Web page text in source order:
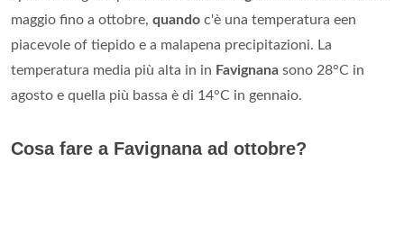
maggio fino a ottobre, quando c'è una temperatura een
piacevole of tiepido e a malapena precipitazioni. La
temperatura media più alta in in Favignana sono 28°C in
agosto e quella più bassa è di 14°C in gennaio.
Cosa fare a Favignana ad ottobre?